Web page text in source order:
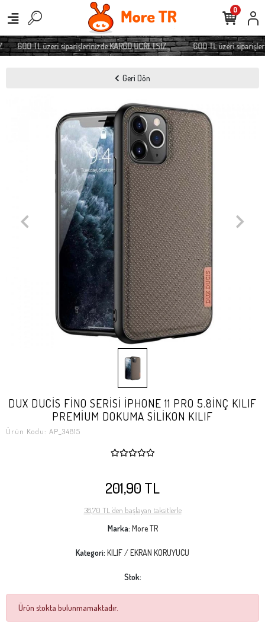
600 TL üzeri siparişlerinizde KARGO ÜCRETSİZ 600 TL üzeri
0
Geri Dön
DUX DUCİS FİNO SERİSİ İPHONE 11 PRO 5.8İNÇ KILIF
PREMİUM DOKUMA SİLİKON KILIF
Ürün Kodu: AP_34815
201,90 TL
38,70 TL 'den başlayan taksitlerle
Marka: More TR
Kategori: KILIF / EKRAN KORUYUCU
Stok:
Ürün stokta bulunmamaktadır.